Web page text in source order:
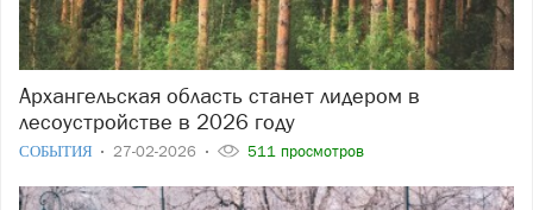
Архангельская область станет лидером в
лесоустройстве в 2026 году
СОБЫТИЯ 27-02-2026 511 просмотров